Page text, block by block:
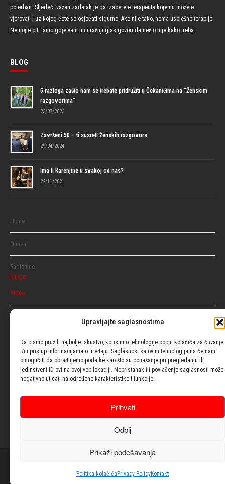
Upravljajte saglasnostima
Da bismo pružili najbolje iskustvo, koristimo tehnologije poput kolačića za čuvanje
i/ili pristup informacijama o uređaju. Saglasnost sa ovim tehnologijama će nam
omogućiti da obrađujemo podatke kao što su ponašanje pri pregledanju ili
jedinstveni ID-ovi na ovoj veb lokaciji. Nepristanak ili povlačenje saglasnosti može
negativno uticati na određene karakteristike i funkcije.
Prihvati
Odbij
Prikaži podešavanja
Politika kolačića Privacy PolicyKontakt
poterban. Sljedeći važan zadatak je da izaberete terapeuta kojemu možete
vjerovati i uz kojeg ćete se osjećati sigurno. Ako nije tako, nema uspješne terapije.
Nemojte biti tamo gdje vam unutrašnji glas govori da nešto nije kako treba.
BLOG
5 razloga zašto nam se trebate pridružiti u Čekanićima na “Ženskim
razgovorima”
23/07/2023
Završeni 50 – ti susreti Ženskih razgovora
29/04/2024
Ima li Karenjine u svakoj od nas?
22/11/2021
Home
O meni
Radionice
Knjige
Video
Razgovaraj
Muški
Usluge